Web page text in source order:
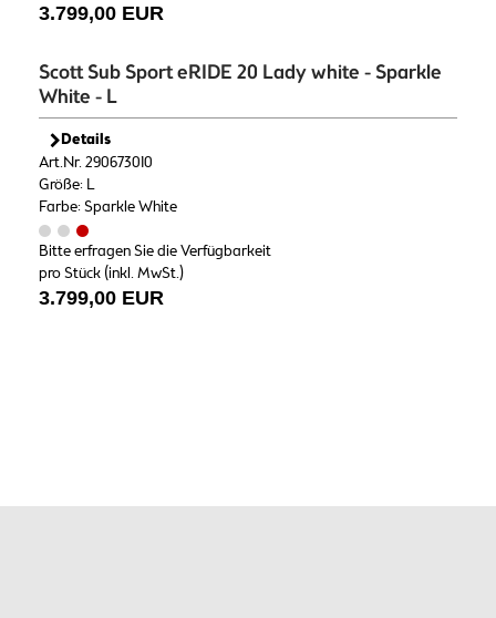
3.799,00 EUR
Scott Sub Sport eRIDE 20 Lady white - Sparkle
White - L
Details
Art.Nr. 290673010
Größe: L
Farbe: Sparkle White
Bitte erfragen Sie die Verfügbarkeit
pro Stück (inkl. MwSt.)
3.799,00 EUR